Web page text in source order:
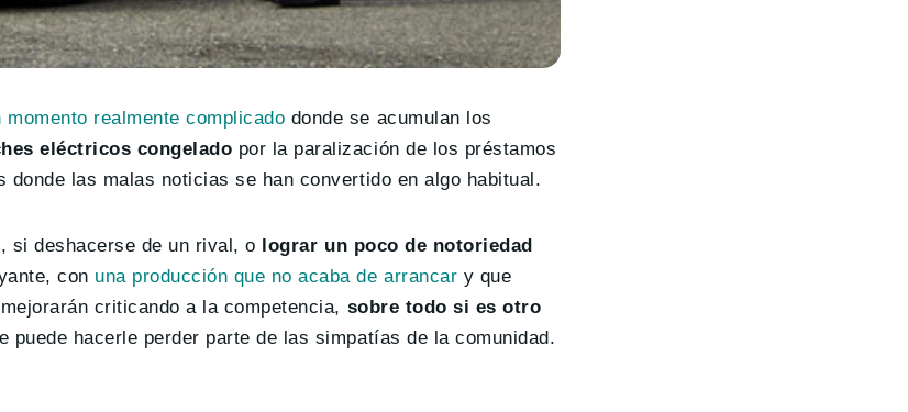
momento realmente complicado donde se acumulan los
eléctricos congelado por la paralización de los préstamos
las malas noticias se han convertido en algo habitual.
si deshacerse de un rival, o
lograr un poco de notoriedad
con una producción que no acaba de arrancar y que
criticando a la competencia, sobre todo si es otro
puede hacerle perder parte de las simpatías de la comunidad.